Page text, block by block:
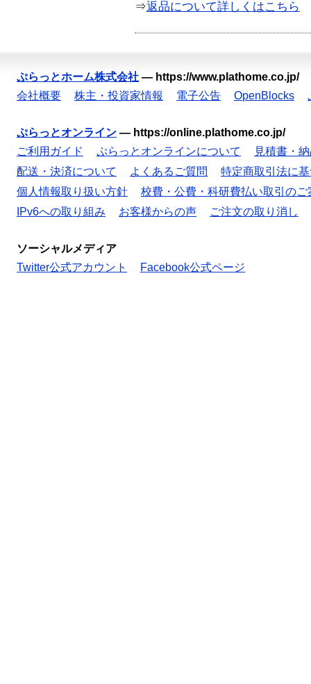
⇒返品について詳しくはこちら
ぷらっとホーム株式会社 — https://www.plathome.co.jp/
会社概要
株主・投資家情報 電子公告 OpenBlocks
ぷらっとオンライン — https://online.plathome.co.jp/
ご利用ガイド
ぷらっとオンラインについて
見積書・
配送・決済について
よくあるご質問
特定商取引法に
個人情報取り扱い方針
校費・公費・科研費払い取引のご
IPv6への取り組み
お客様からの声 ご注文の取り消し
ソーシャルメディア
Twitter公式アカウント
Facebook公式ページ